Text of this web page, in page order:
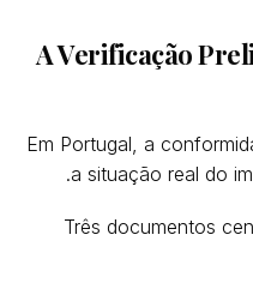
A Verificação
Em Portugal, a
a situação real do
Três documentos